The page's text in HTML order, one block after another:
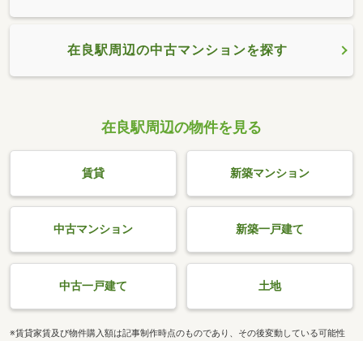
在良駅周辺の中古マンションを探す
在良駅周辺の物件を見る
賃貸 新築マンション
中古マンション 新築一戸建て
中古一戸建て 土地
※賃貸家賃及び物件購入額は記事制作時点のものであり、その後変動している可能性